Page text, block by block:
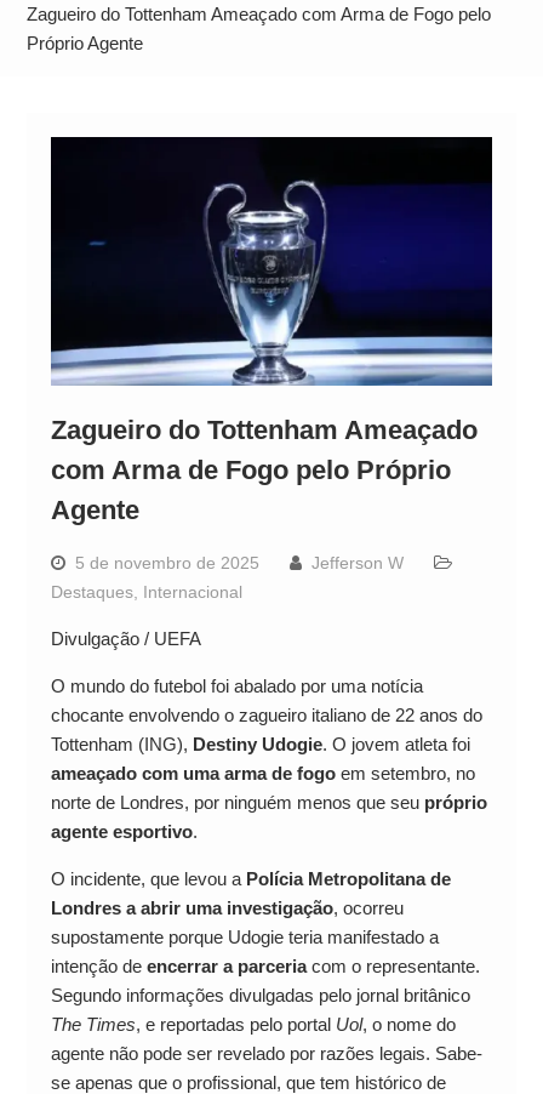
Alto
Zagueiro do Tottenham Ameaçado com Arma de Fogo pelo
Próprio Agente
Zagueiro do Tottenham Ameaçado
com Arma de Fogo pelo Próprio
Agente
5 de novembro de 2025
Jefferson W
Destaques, Internacional
Divulgação / UEFA
O mundo do futebol foi abalado por uma notícia
chocante envolvendo o zagueiro italiano de 22 anos do
Tottenham (ING), Destiny Udogie. O jovem atleta foi
ameaçado com uma arma de fogoem setembro, no
norte de Londres, por ninguém menos que seu próprio
agente esportivo.
O incidente, que levou a Polícia Metropolitana de
Londres a abrir uma investigação, ocorreu
supostamente porque Udogie teria manifestado a
intenção de encerrar a parceriacom o representante.
Segundo informações divulgadas pelo jornal britânico
The Times, e reportadas pelo portal Uol, o nome do
agente não pode ser revelado por razões legais. Sabe-
se apenas que o profissional, que tem histórico de